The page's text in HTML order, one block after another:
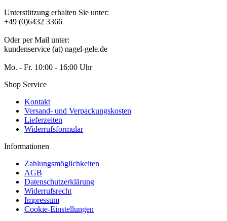
Unterstützung erhalten Sie unter:
+49 (0)6432 3366
Oder per Mail unter:
kundenservice (at) nagel-gele.de
Mo. - Fr. 10:00 - 16:00 Uhr
Shop Service
Kontakt
Versand- und Verpackungskosten
Lieferzeiten
Widerrufsformular
Informationen
Zahlungsmöglichkeiten
AGB
Datenschutzerklärung
Widerrufsrecht
Impressum
Cookie-Einstellungen